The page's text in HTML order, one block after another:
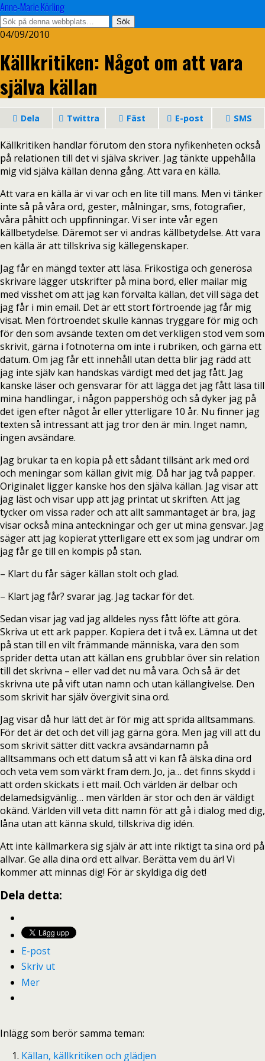
Anne-Marie Körling
04/09/2010
Källkritiken: Något om att vara
själva källan
Dela Twittra Fäst E-post SMS
Källkritiken handlar förutom den stora nyfikenheten också
på relationen till det vi själva skriver. Jag tänkte uppehålla
mig vid själva källan denna gång. Att vara en källa.
Att vara en källa är vi var och en lite till mans. Men vi tänker
inte så på våra ord, gester, målningar, sms, fotografier,
våra påhitt och uppfinningar. Vi ser inte vår egen
källbetydelse. Däremot ser vi andras källbetydelse. Att vara
en källa är att tillskriva sig källegenskaper.
Jag får en mängd texter att läsa. Frikostiga och generösa
skrivare lägger utskrifter på mina bord, eller mailar mig
med visshet om att jag kan förvalta källan, det vill säga det
jag får i min email. Det är ett stort förtroende jag får mig
visat. Men förtroendet skulle kännas tryggare för mig och
för den som avsände texten om det verkligen stod vem som
skrivit, gärna i fotnoterna om inte i rubriken, och gärna ett
datum. Om jag får ett innehåll utan detta blir jag rädd att
jag inte själv kan handskas värdigt med det jag fått. Jag
kanske läser och gensvarar för att lägga det jag fått läsa till
mina handlingar, i någon pappershög och så dyker jag på
det igen efter något år eller ytterligare 10 år. Nu finner jag
texten så intressant att jag tror den är min. Inget namn,
ingen avsändare.
Jag brukar ta en kopia på ett sådant tillsänt ark med ord
och meningar som källan givit mig. Då har jag två papper.
Originalet ligger kanske hos den själva källan. Jag visar att
jag läst och visar upp att jag printat ut skriften. Att jag
tycker om vissa rader och att allt sammantaget är bra, jag
visar också mina anteckningar och ger ut mina gensvar. Jag
säger att jag kopierat ytterligare ett ex som jag undrar om
jag får ge till en kompis på stan.
– Klart du får säger källan stolt och glad.
– Klart jag får? svarar jag. Jag tackar för det.
Sedan visar jag vad jag alldeles nyss fått löfte att göra.
Skriva ut ett ark papper. Kopiera det i två ex. Lämna ut det
på stan till en vilt främmande människa, vara den som
sprider detta utan att källan ens grubblar över sin relation
till det skrivna – eller vad det nu må vara. Och så är det
skrivna ute på vift utan namn och utan källangivelse. Den
som skrivit har själv övergivit sina ord.
Jag visar då hur lätt det är för mig att sprida alltsammans.
För det är det och det vill jag gärna göra. Men jag vill att du
som skrivit sätter ditt vackra avsändarnamn på
alltsammans och ett datum så att vi kan få älska dina ord
och veta vem som värkt fram dem. Jo, ja… det finns skydd i
att orden skickats i ett mail. Och världen är delbar och
delamedsigvänlig… men världen är stor och den är väldigt
okänd. Världen vill veta ditt namn för att gå i dialog med dig,
låna utan att känna skuld, tillskriva dig idén.
Att inte källmarkera sig själv är att inte riktigt ta sina ord på
allvar. Ge alla dina ord ett allvar. Berätta vem du är! Vi
kommer att minnas dig! För är skyldiga dig det!
Dela detta:
E-post
Skriv ut
Mer
Inlägg som berör samma teman:
Källan, källkritiken och glädjen